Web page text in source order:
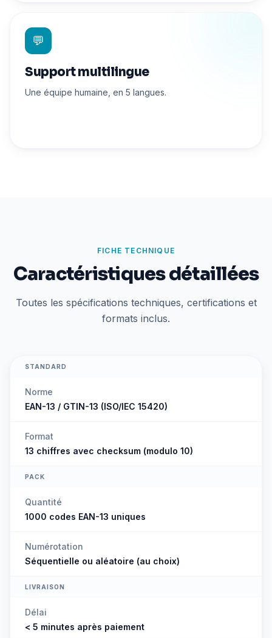
💬
Support multilingue
Une équipe humaine, en 5 langues.
FICHE TECHNIQUE
Caractéristiques détaillées
Toutes les spécifications techniques, certifications et
formats inclus.
STANDARD
Norme
EAN-13 / GTIN-13 (ISO/IEC 15420)
Format
13 chiffres avec checksum (modulo 10)
PACK
Quantité
1000 codes EAN-13 uniques
Numérotation
Séquentielle ou aléatoire (au choix)
LIVRAISON
Délai
< 5 minutes après paiement